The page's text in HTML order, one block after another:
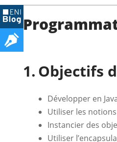
Objectifs
Développer en
Utiliser les
Instancier des
Utiliser